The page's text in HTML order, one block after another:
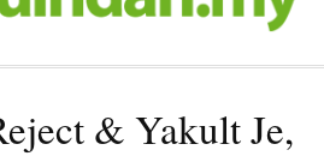
& Yakult Je,